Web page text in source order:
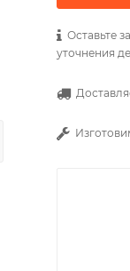
Оставьте
уточнения